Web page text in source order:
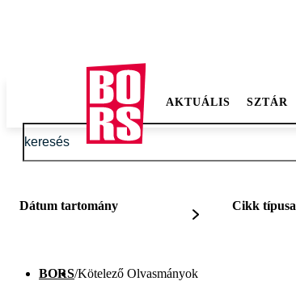
AKTUÁLIS SZTÁR
Dátum tartomány Cikk típusa
BORS/Kötelező Olvasmányok